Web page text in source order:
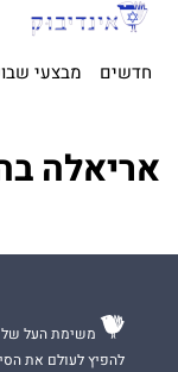
חדשים מבצעי שבוע
אריאלה
משימת העל של
להפיץ לעולם את